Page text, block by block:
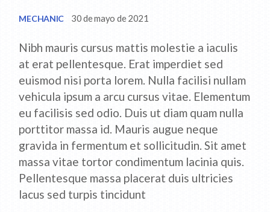
MECHANIC 30 de mayo de 2021
Nibh mauris cursus mattis molestie a iaculis
at erat pellentesque. Erat imperdiet sed
euismod nisi porta lorem. Nulla facilisi nullam
vehicula ipsum a arcu cursus vitae. Elementum
eu facilisis sed odio. Duis ut diam quam nulla
porttitor massa id. Mauris augue neque
gravida in fermentum et sollicitudin. Sit amet
massa vitae tortor condimentum lacinia quis.
Pellentesque massa placerat duis ultricies
lacus sed turpis tincidunt